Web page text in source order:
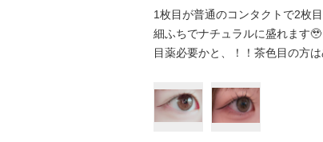
1枚目が普通のコンタクトで2枚
細ふちでナチュラルに盛れます
目薬必要かと、！！茶色目の方